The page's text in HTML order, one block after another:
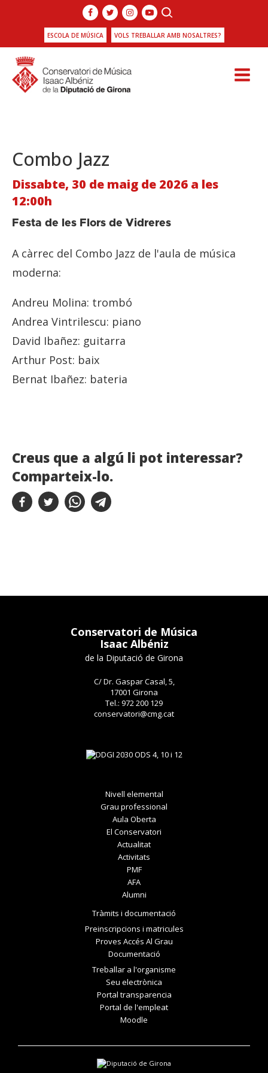
ESCOLA DE MÚSICA VOLS TREBALLAR AMB NOSALTRES?
Combo Jazz
Dissabte, 30 de maig de 2026 a les
12:00h
Festa de les Flors de Vidreres
A càrrec del Combo Jazz de l'aula de música
moderna:
Andreu Molina: trombó
Andrea Vintrilescu: piano
David Ibañez: guitarra
Arthur Post: baix
Bernat Ibañez: bateria
Creus que a algú li pot interessar?
Comparteix-lo.
Conservatori de Música
Isaac Albéniz
de la Diputació de Girona
C/ Dr. Gaspar Casal, 5,
17001 Girona
Tel.: 972 200 129
conservatori@cmg.cat
Nivell elemental
Grau professional
Aula Oberta
El Conservatori
Actualitat
Activitats
PMF
AFA
Alumni
Tràmits i documentació
Preinscripcions i matricules
Proves Accés Al Grau
Documentació
Treballar a l'organisme
Seu electrònica
Portal transparencia
Portal de l'empleat
Moodle